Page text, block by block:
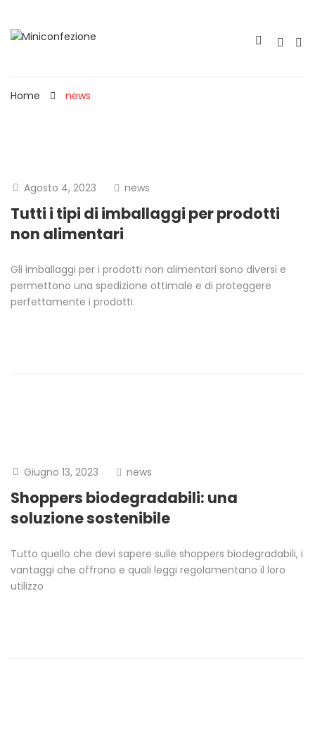
Home news
Agosto 4, 2023 news
Tutti i tipi di imballaggi per prodotti
non alimentari
Gli imballaggi per i prodotti non alimentari sono diversi e
permettono una spedizione ottimale e di proteggere
perfettamente i prodotti.
Giugno 13, 2023 news
Shoppers biodegradabili: una
soluzione sostenibile
Tutto quello che devi sapere sulle shoppers biodegradabili, i
vantaggi che offrono e quali leggi regolamentano il loro
utilizzo